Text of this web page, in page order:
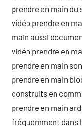
prendre en main du
vidéo prendre en
main aussi
vidéo prendre en
prendre en main
prendre en main
construits en
prendre en main
fréquemment dans